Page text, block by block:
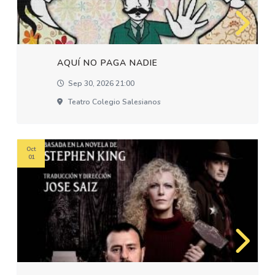
AQUÍ NO PAGA NADIE
Sep 30, 2026 21:00
Teatro Colegio Salesianos
Oct
01